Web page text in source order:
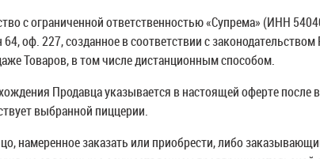
с ограниченной ответственностью «Супрема» (ИНН
оф. 227, созданное в соответствии с
Товаров, в том числе дистанционным способом.
Продавца указывается в настоящей оферте после
выбранной пиццерии.
намеренное заказать или приобрести, либо